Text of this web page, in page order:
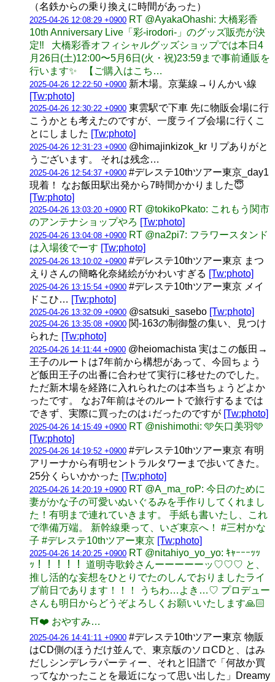
（名鉄からの乗り換えに時間があった）
2025-04-26 12:08:29 +0900 RT @AyakaOhashi: 大橋彩香
10th Anniversary Live「彩-irodori-」のグッズ販売が決
定‼️ 大橋彩香オフィシャルグッズショップでは本日4
月26日(土)12:00〜5月6日(火・祝)23:59まで事前通販を
行います✨ 【ご購入はこち…
2025-04-26 12:22:50 +0900 新木場。京葉線→りんかい線
[Tw:photo]
2025-04-26 12:30:22 +0900 東雲駅で下車 先に物販会場に行
こうかとも考えたのですが、一度ライブ会場に行くこ
とにしました [Tw:photo]
2025-04-26 12:31:23 +0900 @himajinkizok_kr リプありがと
うございます。 それは残念…
2025-04-26 12:54:37 +0900 #デレステ10thツアー東京_day1
現着！ なお飯田駅出発から7時間かかりました😇
[Tw:photo]
2025-04-26 13:03:20 +0900 RT @tokikoPkato: これもう関市
のアンテナショップやろ [Tw:photo]
2025-04-26 13:04:08 +0900 RT @na2pi7: フラワースタンド
は入場後でーす [Tw:photo]
2025-04-26 13:10:02 +0900 #デレステ10thツアー東京 まつ
えりさんの簡略化奈緒絵がかわいすぎる [Tw:photo]
2025-04-26 13:15:54 +0900 #デレステ10thツアー東京 メイ
ドこひ… [Tw:photo]
2025-04-26 13:32:09 +0900 @satsuki_sasebo [Tw:photo]
2025-04-26 13:35:08 +0900 関-163の制御盤の集い、見つけ
られた [Tw:photo]
2025-04-26 14:11:44 +0900 @heiomachista 実はこの飯田→
王子のルートは7年前から構想があって、今回ちょう
ど飯田王子の出番に合わせて実行に移せたのでした。
ただ新木場を経路に入れられたのは本当ちょうどよか
ったです。 なお7年前はそのルートで旅行するまでは
できず、実際に買ったのは↓だったのですが [Tw:photo]
2025-04-26 14:15:49 +0900 RT @nishimothi: 🩵矢口美羽🩵
[Tw:photo]
2025-04-26 14:19:52 +0900 #デレステ10thツアー東京 有明
アリーナから有明セントラルタワーまで歩いてきた。
25分くらいかかった [Tw:photo]
2025-04-26 14:20:19 +0900 RT @A_ma_roP: 今日のために
妻がかな子の可愛いぬいぐるみを手作りしてくれまし
た！有明まで連れていきます。 手紙も書いたし、これ
で準備万端。 新幹線乗って、いざ東京へ！ #三村かな
子 #デレステ10thツアー東京 [Tw:photo]
2025-04-26 14:20:25 +0900 RT @nitahiyo_yo_yo: ｷｬｰｰｰｯｯ
ｯ！！！！！ 道明寺歌鈴さんーーーーーッ♡♡♡ と、
推し活的な妄想をひとりでたのしんでおりましたライ
ブ前日であります！！！ うちわ…よき…♡ プロデュー
さんも明日からどうぞよろしくお願いいたします🙏🏻
⛩️❤️ おやすみ…
2025-04-26 14:41:11 +0900 #デレステ10thツアー東京 物販
はCD側のほうだけ並んで、東京版のソロCDと、はみ
だしシンデレラパーティー、それと旧譜で「何故か買
ってなかったことを最近になって思い出した」Dreamy